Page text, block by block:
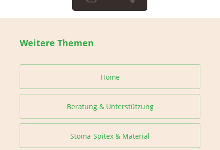
Weitere Themen
Home
Beratung & Unterstützung
Stoma-Spitex & Material